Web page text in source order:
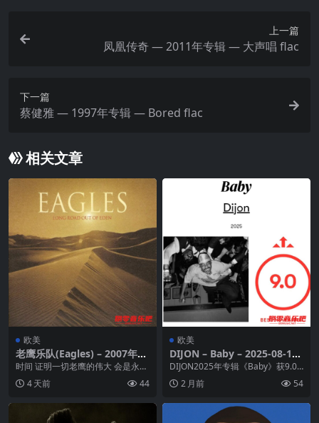
上一篇
凤凰传奇 — 2011年专辑 — 大声唱 flac
下一篇
蔡健雅 — 1997年专辑 — Bored flac
相关文章
欧美
老鹰乐队(Eagles) – 2007年专
辑 – Long Road Out of Ede
n -Flac
时间 证明一切老鹰的伟大 会是永远
EAGLES 老鹰合唱团全新2CD 专辑
远离...4 天前 44
欧美
DIJON – Baby – 2025-08-15
FLAC 24bit 48kHz qobuz
DIJON2025年专辑《Baby》获9.0
分与“最佳新音乐”认证，以超现实拼
贴...2 月前 54